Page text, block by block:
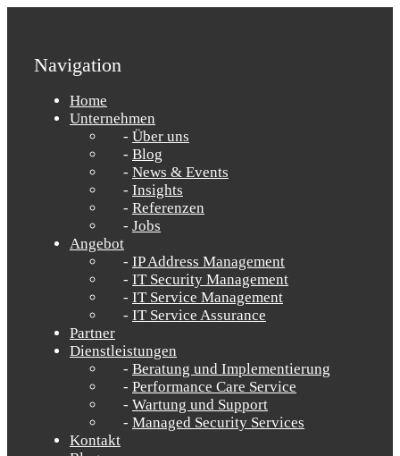
Navigation
Home
Unternehmen
Über uns
Blog
News & Events
Insights
Referenzen
Jobs
Angebot
IP Address Management
IT Security Management
IT Service Management
IT Service Assurance
Partner
Dienstleistungen
Beratung und Implementierung
Performance Care Service
Wartung und Support
Managed Security Services
Kontakt